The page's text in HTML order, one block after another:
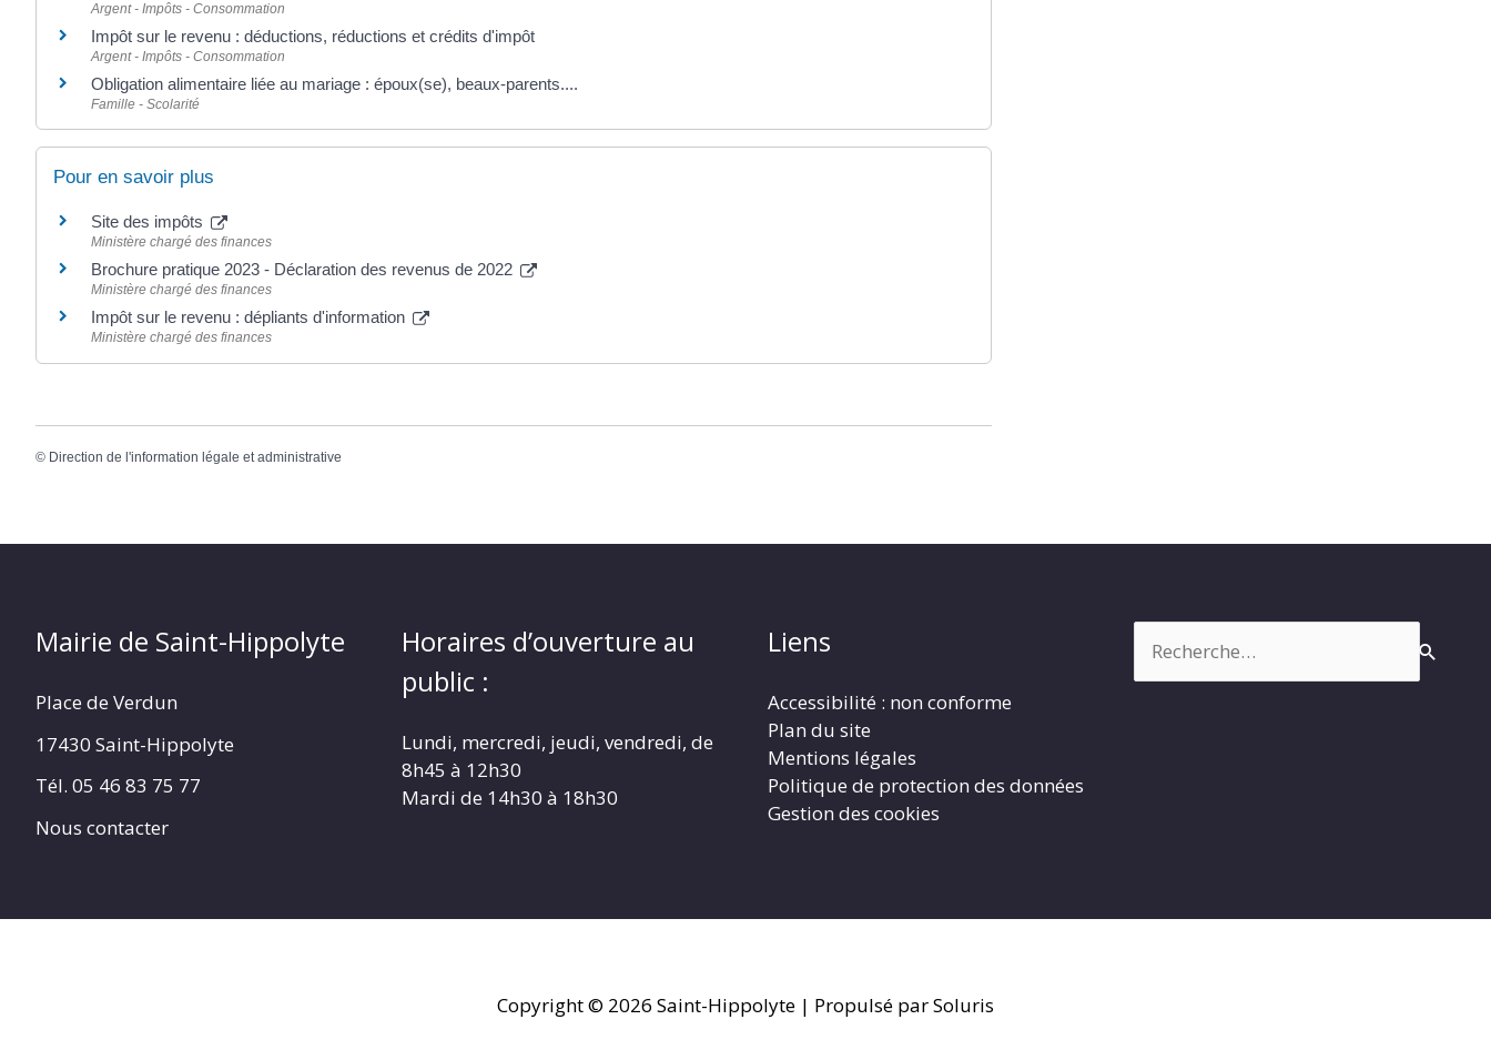
Argent - Impôts - Consommation
Impôt sur le revenu : déductions, réductions et crédits d'impôt
Argent - Impôts - Consommation
Obligation alimentaire liée au mariage : époux(se), beaux-parents....
Famille - Scolarité
Pour en savoir plus
Site des impôts
Ministère chargé des finances
Brochure pratique 2023 - Déclaration des revenus de 2022
Ministère chargé des finances
Impôt sur le revenu : dépliants d'information
Ministère chargé des finances
© Direction de l'information légale et administrative
Mairie de Saint-Hippolyte
Place de Verdun
17430 Saint-Hippolyte
Tél. 05 46 83 75 77
Nous contacter
Horaires d’ouverture au
public :
Lundi, mercredi, jeudi, vendredi, de
8h45 à 12h30
Mardi de 14h30 à 18h30
Liens
Accessibilité : non conforme
Plan du site
Mentions légales
Politique de protection des données
Gestion des cookies
Copyright © 2026 Saint-Hippolyte | Propulsé par Soluris